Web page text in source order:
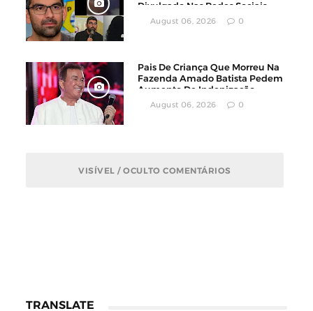
Divulgado Nas Redes Sociais
August 06, 2026 0
Pais De Criança Que Morreu Na
Fazenda Amado Batista Pedem
Aumento De Indenização
August 06, 2026 0
VISÍVEL / OCULTO COMENTÁRIOS
TRANSLATE